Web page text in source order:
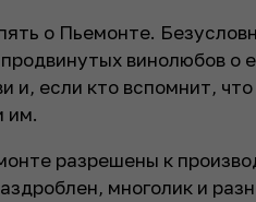
о Пьемонте.
винолюбов о
и, если кто вспомнит,
им.
разрешены к
многолик и